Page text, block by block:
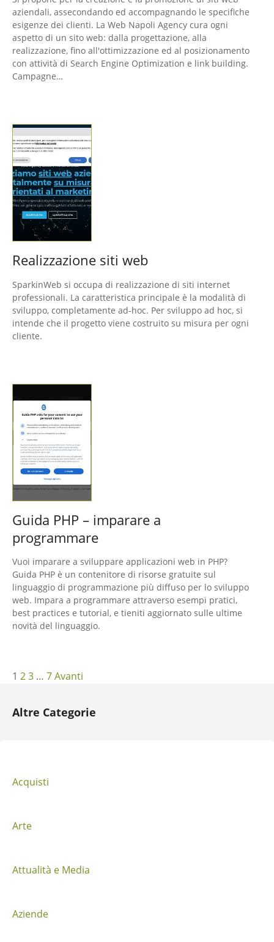
aziendali, assecondando ed accompagnando le specifiche
esigenze dei clienti. La Web Napoli Agency cura ogni
aspetto di un sito web: dalla progettazione, alla
realizzazione, fino all'ottimizzazione ed al posizionamento
con attività di Search Engine Optimization e link building.
Campagne…
Realizzazione siti web
SparkinWeb si occupa di realizzazione di siti internet
professionali. La caratteristica principale è la modalità di
sviluppo, completamente ad-hoc. Per sviluppo ad hoc, si
intende che il progetto viene costruito su misura per ogni
cliente.
Guida PHP – imparare a
programmare
Vuoi imparare a sviluppare applicazioni web in PHP?
Guida PHP è un contenitore di risorse gratuite sul
linguaggio di programmazione più diffuso per lo sviluppo
web. Impara a programmare attraverso esempi pratici,
best practices e tutorial, e tieniti aggiornato sulle ultime
novità del linguaggio.
N
a
g
z
o
n
1 23 … 7Avanti
Altre Categorie
Acquisti
Arte
Attualità e Media
Aziende